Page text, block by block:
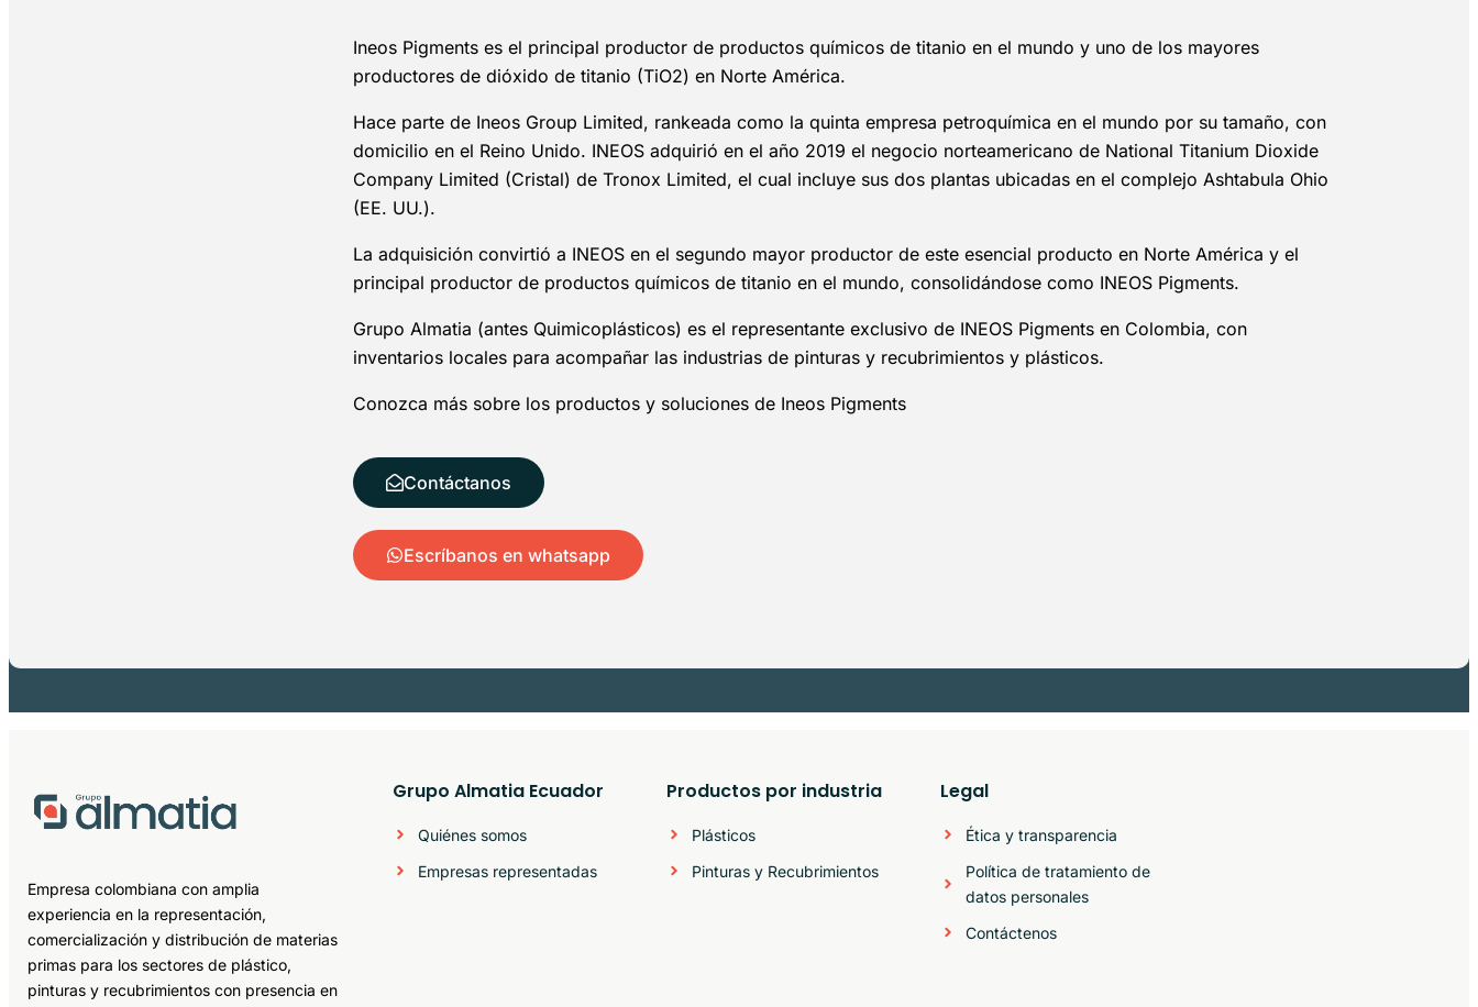
Ineos Pigments es el principal productor de productos químicos de titanio en el mundo y uno de los mayores
productores de dióxido de titanio (TiO2) en Norte América.
Hace parte de Ineos Group Limited, rankeada como la quinta empresa petroquímica en el mundo por su tamaño, con
domicilio en el Reino Unido. INEOS adquirió en el año 2019 el negocio norteamericano de National Titanium Dioxide
Company Limited (Cristal) de Tronox Limited, el cual incluye sus dos plantas ubicadas en el complejo Ashtabula Ohio
(EE. UU.).
La adquisición convirtió a INEOS en el segundo mayor productor de este esencial producto en Norte América y el
principal productor de productos químicos de titanio en el mundo, consolidándose como INEOS Pigments.
Grupo Almatia (antes Quimicoplásticos) es el representante exclusivo de INEOS Pigments en Colombia, con
inventarios locales para acompañar las industrias de pinturas y recubrimientos y plásticos.
Conozca más sobre los productos y soluciones de Ineos Pigments
Contáctanos
Escríbanos en whatsapp
Empresa colombiana con amplia
experiencia en la representación,
comercialización y distribución de materias
primas para los sectores de plástico,
pinturas y recubrimientos con presencia en
Grupo Almatia Ecuador
Quiénes somos
Empresas representadas
Productos por industria
Plásticos
Pinturas y Recubrimientos
Legal
Ética y transparencia
Política de tratamiento de
datos personales
Contáctenos